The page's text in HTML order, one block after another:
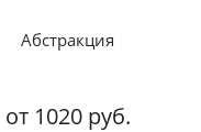
Абстракция
от 1020 руб.